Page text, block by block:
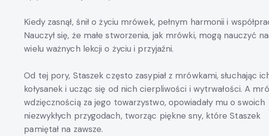
Kiedy zasnął, śnił o życiu mrówek, pełnym harmonii i
Nauczył się, że małe stworzenia, jak mrówki, mogą nauczyć
wielu ważnych lekcji o życiu i przyjaźni.
Od tej pory, Staszek często zasypiał z mrówkami, słuchając
kołysanek i ucząc się od nich cierpliwości i wytrwałości. A
wdzięcznością za jego towarzystwo, opowiadały mu o swoich
niezwykłych przygodach, tworząc piękne sny, które Staszek
pamiętał na zawsze.